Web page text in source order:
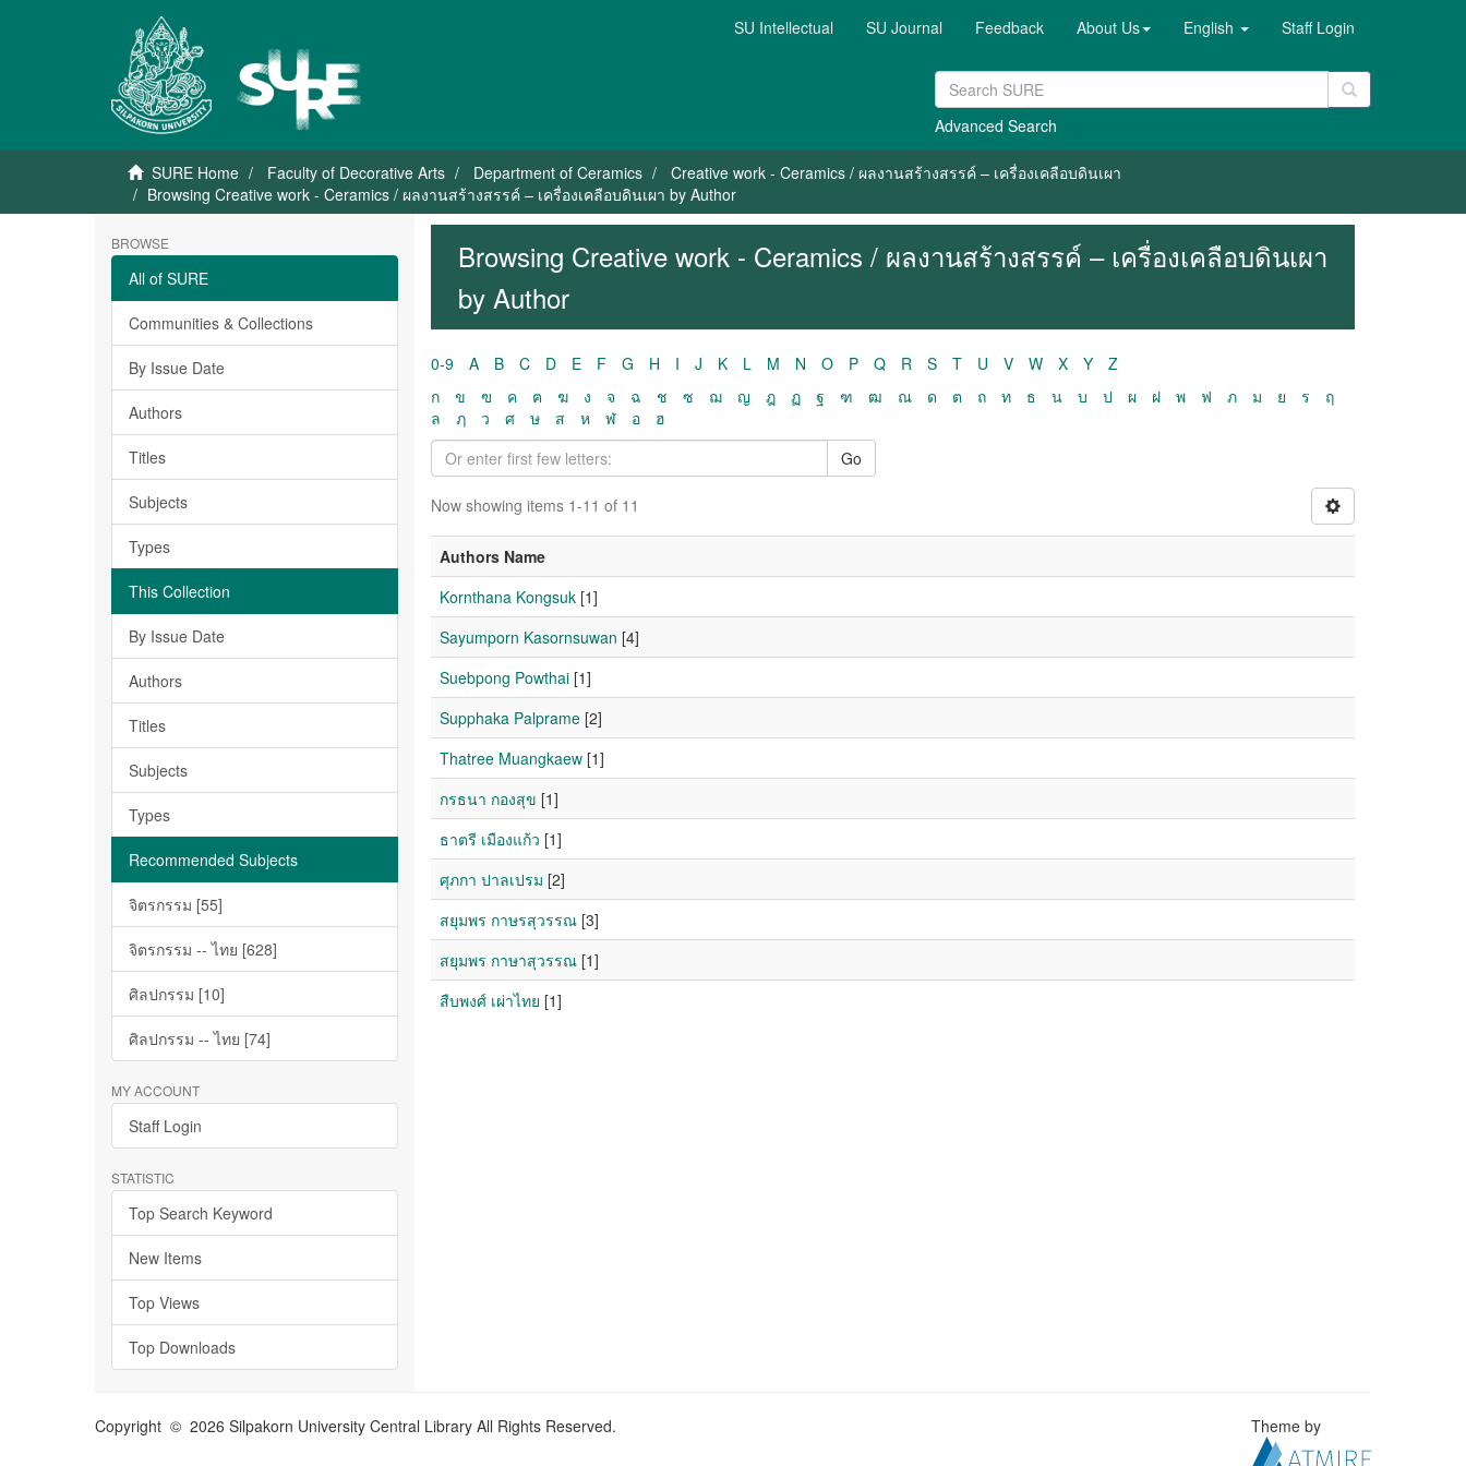
SU Intellectual SU Journal Feedback About Us English Staff Login
Advanced Search
SURE Home Faculty of Decorative Arts Department of Ceramics
Creative work - Ceramics / ผลงานสร้างสรรค์ – เครื่องเคลือบดินเผา
Browsing Creative work - Ceramics / ผลงานสร้างสรรค์ – เครื่องเคลือบดินเผา by Author
BROWSE
All of SURE
Communities & Collections
By Issue Date
Authors
Titles
Subjects
Types
This Collection
By Issue Date
Authors
Titles
Subjects
Types
Recommended Subjects
จิตรกรรม [55]
จิตรกรรม -- ไทย [628]
ศิลปกรรม [10]
ศิลปกรรม -- ไทย [74]
MY ACCOUNT
Staff Login
STATISTIC
Top Search Keyword
New Items
Top Views
Top Downloads
Browsing Creative work - Ceramics / ผลงานสร้างสรรค์ – เครื่องเคลือบดินเผา
by Author
0-9 A B C D E F G H I J K L M N O P Q R S T U V W X Y
Z
ก
ข ฃ ค ฅ ฆ ง จ ฉ ช ซ ฌ ญ ฎ ฏ ฐ ฑ ฒ ณ ด ต ถ ท ธ น บ ป ผ ฝ พ ฟ ภ ม ย ร
ฤ
ล
ฦ ว ศ ษ ส ห ฬ อ
ฮ
Go
Now showing items 1-11 of 11
Authors Name
Kornthana Kongsuk[1]
Sayumporn Kasornsuwan [4]
Suebpong Powthai[1]
Supphaka Palprame[2]
Thatree Muangkaew[1]
กรธนา กองสุข [1]
ธาตรี เมืองแก้ว [1]
ศุภกา ปาลเปรม [2]
สยุมพร กาษรสุวรรณ[3]
สยุมพร กาษาสุวรรณ[1]
สืบพงศ์ เผ่าไทย [1]
Copyright © 2026 Silpakorn University Central Library All Rights Reserved. Theme by